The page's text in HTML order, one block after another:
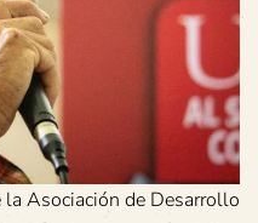
la Asociación de Desarrollo